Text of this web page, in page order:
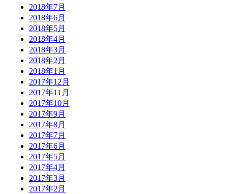
2018年7月
2018年6月
2018年5月
2018年4月
2018年3月
2018年2月
2018年1月
2017年12月
2017年11月
2017年10月
2017年9月
2017年8月
2017年7月
2017年6月
2017年5月
2017年4月
2017年3月
2017年2月